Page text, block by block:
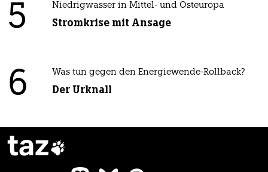
5 Niedrigwasser in Mittel- und Osteuropa
Stromkrise mit Ansage
6 Was tun gegen den Energiewende-Rollback?
Der Urknall
taz